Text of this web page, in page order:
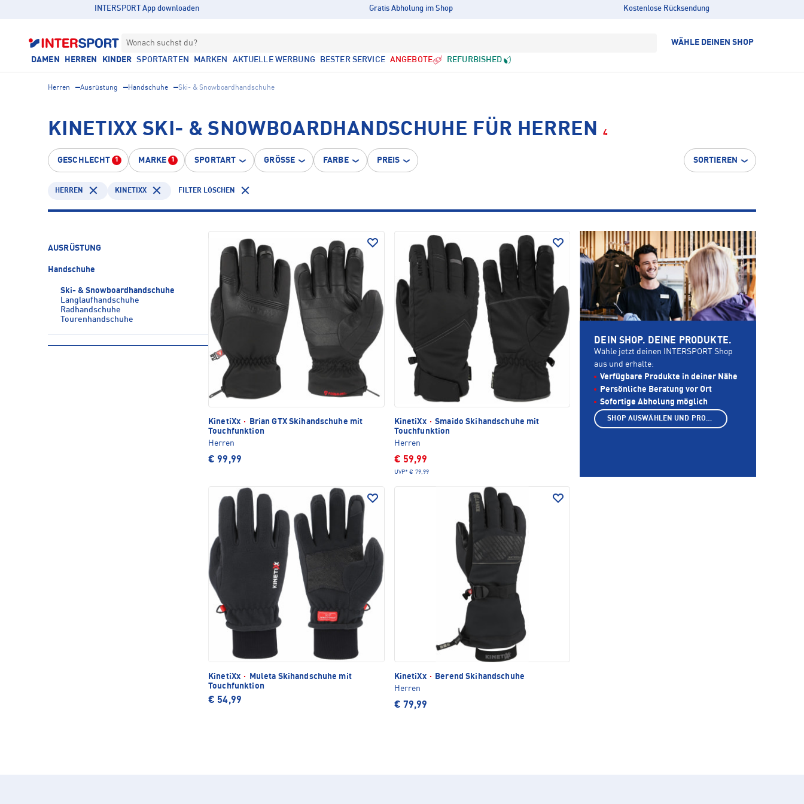
INTERSPORT App downloaden Gratis Abholung im Shop Kostenlose Rücksendung
Wonach suchst du? WÄHLE DEINEN SHOP
DAMEN HERREN KINDER SPORTARTEN MARKEN AKTUELLE WERBUNG BESTER SERVICE ANGEBOTE REFURBISHED
Herren Ausrüstung Handschuhe Ski- & Snowboardhandschuhe
KINETIXX SKI- & SNOWBOARDHANDSCHUHE FÜR HERREN 4
GESCHLECHT 1 MARKE 1 SPORTART GRÖSSE FARBE PREIS SORTIEREN
HERREN KINETIXX FILTER LÖSCHEN
AUSRÜSTUNG
Handschuhe
Ski- & Snowboardhandschuhe
Langlaufhandschuhe
Radhandschuhe
Tourenhandschuhe
KinetiXx ·
Brian GTX Skihandschuhe mit
Touchfunktion
Herren
€ 99,99
KinetiXx · Smaido Skihandschuhe mit
Touchfunktion
Herren
€ 59,99
UVP* € 79,99
KinetiXx ·
Muleta Skihandschuhe mit
Touchfunktion
€ 54,99
KinetiXx ·
Berend Skihandschuhe
Herren
€ 79,99
DEIN SHOP. DEINE PRODUKTE.
Wähle jetzt deinen INTERSPORT Shop
aus und erhalte:
Verfügbare Produkte in deiner Nähe
Persönliche Beratung vor Ort
Sofortige Abholung möglich
SHOP AUSWÄHLEN UND PRODUKTE ANZEIGEN